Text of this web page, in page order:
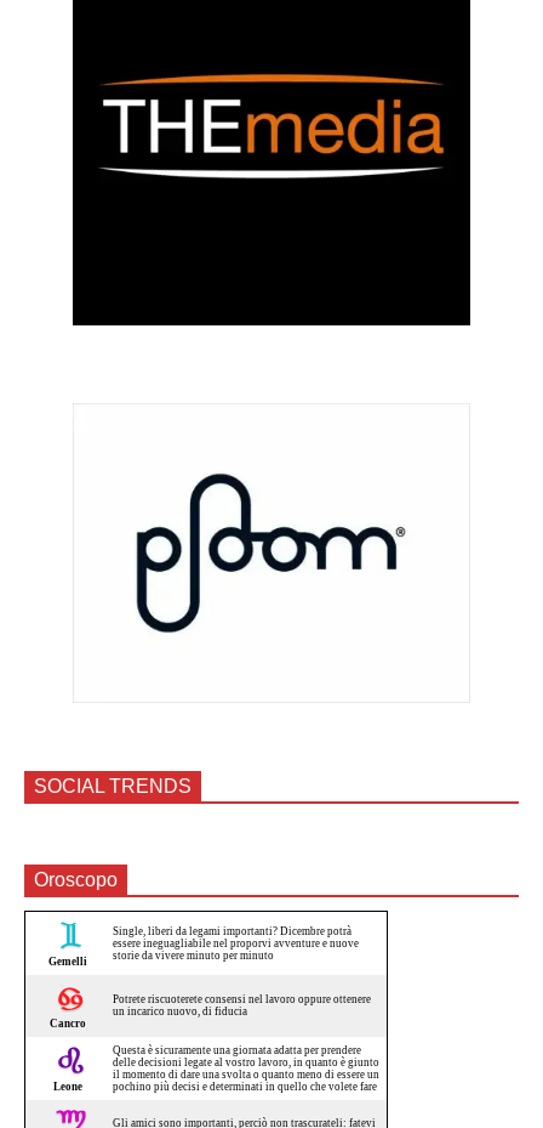
SOCIAL TRENDS
Oroscopo